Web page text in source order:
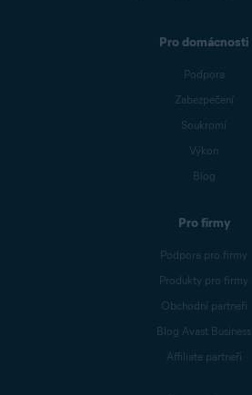
Pro domácnosti
Podpora
Zabezpečení
Soukromí
Výkon
Blog
Pro firmy
Podpora pro firmy
Produkty pro firmy
Obchodní partneři
Blog Avast Business
Affiliate partneři